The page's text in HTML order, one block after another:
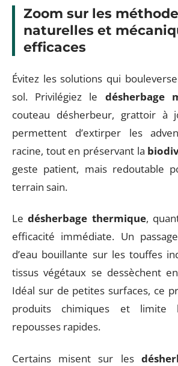
Zoom sur les
naturelles et
efficaces
Évitez les solutions qui
sol. Privilégiez le désherbage
couteau désherbeur, grattoir à
permettent d’extirper les
racine, tout en préservant la
geste patient, mais redoutable
terrain sain.
Ledésherbage thermique,
efficacité immédiate. Un
d’eau bouillante sur les touffes
tissus végétaux se dessèchent
Idéal sur de petites surfaces, ce
produits chimiques et limite
repousses rapides.
Certains misent sur les